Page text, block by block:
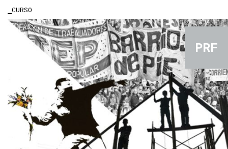
CURSO
PRF